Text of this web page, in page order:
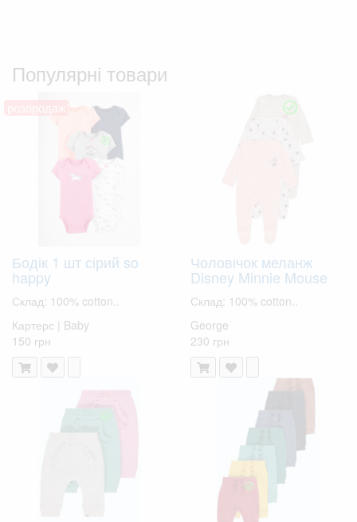
Популярні товари
розпродаж!
Бодік 1 шт сірий so
happy
Склад: 100% cotton..
Картерс | Baby
150 грн
Чоловічок меланж
Disney Minnie Mouse
Склад: 100% cotton..
George
230 грн